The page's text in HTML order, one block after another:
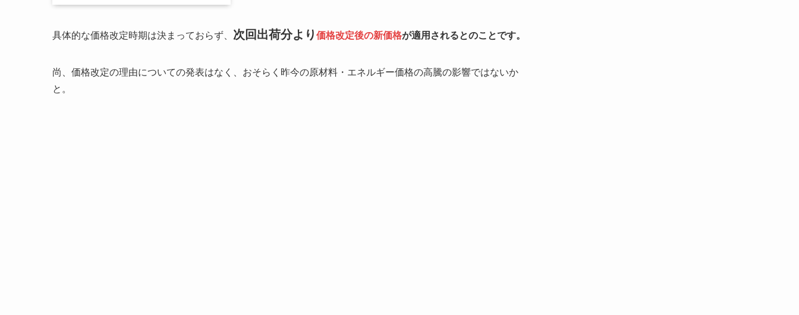
具体的な価格改定時期は決まっておらず、 次回出荷分より 価格改定後の新価格が適用されるとのことです。
尚、価格改定の理由についての発表はなく、おそらく昨今の原材料・エネルギー価格の高騰の影響ではないか
と。